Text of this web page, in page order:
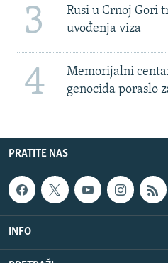
3
Rusi u Crnoj Gori
uvođenja viza
4
Memorijalni
genocida poraslo
PRATITE NAS
INFO